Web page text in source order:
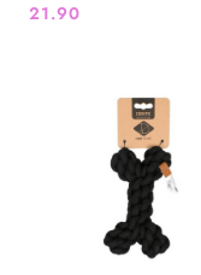
Cena:
21.90